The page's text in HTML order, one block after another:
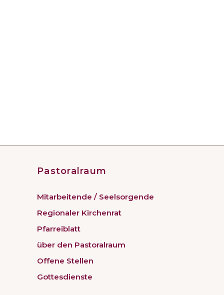
Pastoralraum
Mitarbeitende / Seelsorgende
Regionaler Kirchenrat
Pfarreiblatt
über den Pastoralraum
Offene Stellen
Gottesdienste